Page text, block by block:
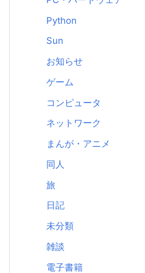
Python
Sun
お知らせ
ゲーム
コンピュータ
ネットワーク
まんが・アニメ
同人
旅
日記
未分類
雑談
電子書籍